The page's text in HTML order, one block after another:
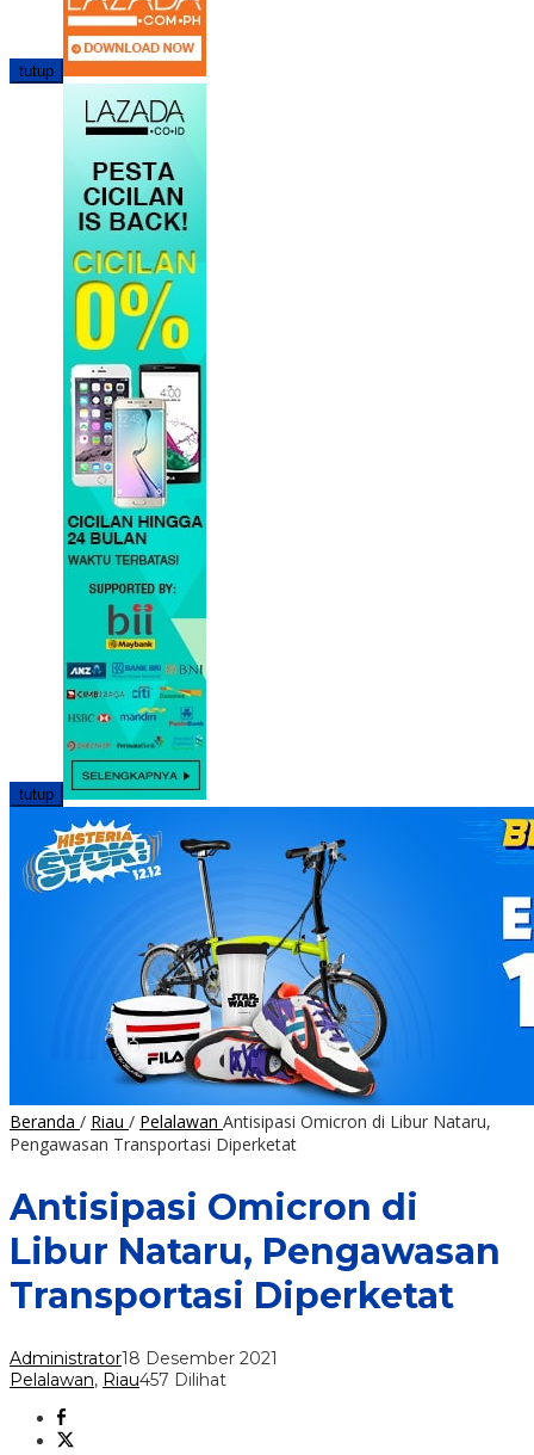
tutup
tutup
Beranda / Riau / Pelalawan Antisipasi Omicron di Libur Nataru,
Pengawasan Transportasi Diperketat
Antisipasi Omicron di
Libur Nataru, Pengawasan
Transportasi Diperketat
Administrator18 Desember 2021
Pelalawan, Riau457 Dilihat